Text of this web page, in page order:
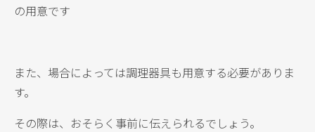
の用意です
また、場合によっては調理器具も用意する必要がありま
す。
その際は、おそらく事前に伝えられるでしょう。